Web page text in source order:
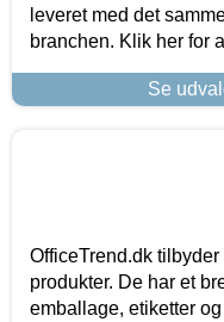
leveret med det
branchen. Klik her for
Se
OfficeTrend.dk
produkter. De har et
emballage, etiketter